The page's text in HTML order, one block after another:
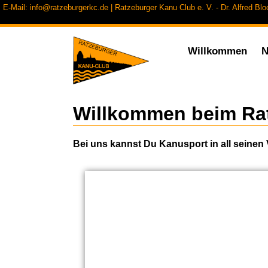
E-Mail: info@ratzeburgerkc.de | Ratzeburger Kanu Club e. V. - Dr. Alfred
Willkommen
Willkommen beim
Bei uns kannst Du Kanusport in all